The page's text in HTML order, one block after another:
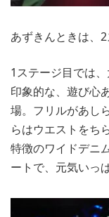
あずきんときは、2
1ステージ目では
印象的な、遊び心
場。フリルがあし
らはウエストをち
特徴のワイドデニ
ートで、元気いっ